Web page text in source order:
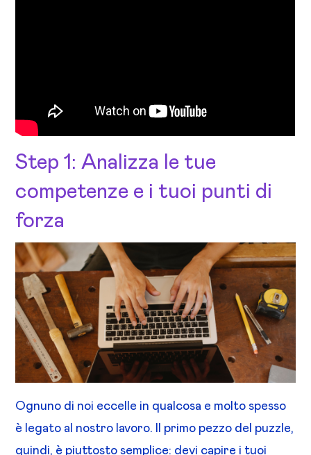
Step 1: Analizza le tue
competenze e i tuoi punti di
forza
Ognuno di noi eccelle in qualcosa e molto spesso
è legato al nostro lavoro. Il primo pezzo del puzzle,
quindi, è piuttosto semplice: devi capire i tuoi